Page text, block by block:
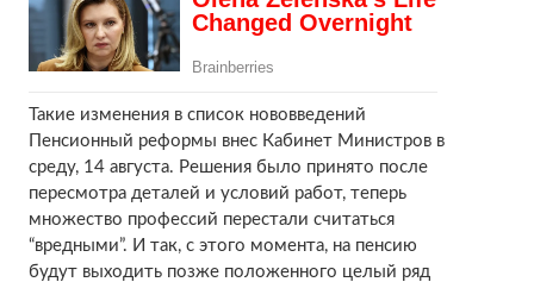
Такие изменения в список нововведений
Пенсионный реформы внес Кабинет Министров в
среду, 14 августа. Решения было принято после
пересмотра деталей и условий работ, теперь
множество профессий перестали считаться
“вредными”. И так, с этого момента, на пенсию
будут выходить позже положенного целый ряд